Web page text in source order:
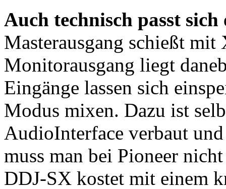
Auch technisch passt sich
Masterausgang schießt
Monitorausgang liegt
Eingänge lassen sich
Modus mixen. Dazu ist
AudioInterface verbaut
muss man bei Pioneer
DDJ-SX kostet mit einem